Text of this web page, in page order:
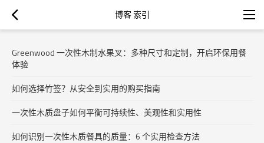
博客 索引
Greenwood 一次性木制水果叉：多种尺寸和定制，开启环保用餐
体验
如何选择竹签？从安全到实用的购买指南
一次性木质盘子如何平衡可持续性、美观性和实用性
如何识别一次性木质餐具的质量：6 个实用检查方法